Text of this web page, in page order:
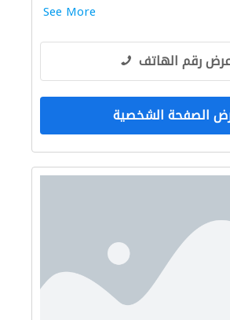
See More
رقم الهاتف
الصفحة الشخصية